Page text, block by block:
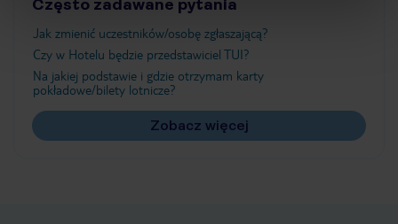
Często zadawane pytania
Jak zmienić uczestników/osobę zgłaszającą?
Czy w Hotelu będzie przedstawiciel TUI?
Na jakiej podstawie i gdzie otrzymam karty
pokładowe/bilety lotnicze?
Zobacz więcej